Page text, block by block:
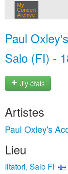
My
Concert
Archive
Paul
Salo (FI) -
J'y étais
Artistes
Paul Oxley's
Lieu
Iltatori, Salo FI